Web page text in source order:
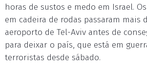
horas de sustos e medo em Israel.
em cadeira de rodas passaram mais
aeroporto de Tel-Aviv antes de
para deixar o país, que está em
terroristas desde sábado.